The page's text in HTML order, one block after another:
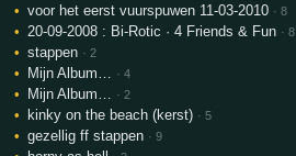
voor het eerst vuurspuwen 11-03-2010 · 8
20-09-2008 : Bi-Rotic · 4 Friends & Fun · 8
stappen · 2
Mijn Album… · 4
Mijn Album… · 2
kinky on the beach (kerst) · 5
gezellig ff stappen · 9